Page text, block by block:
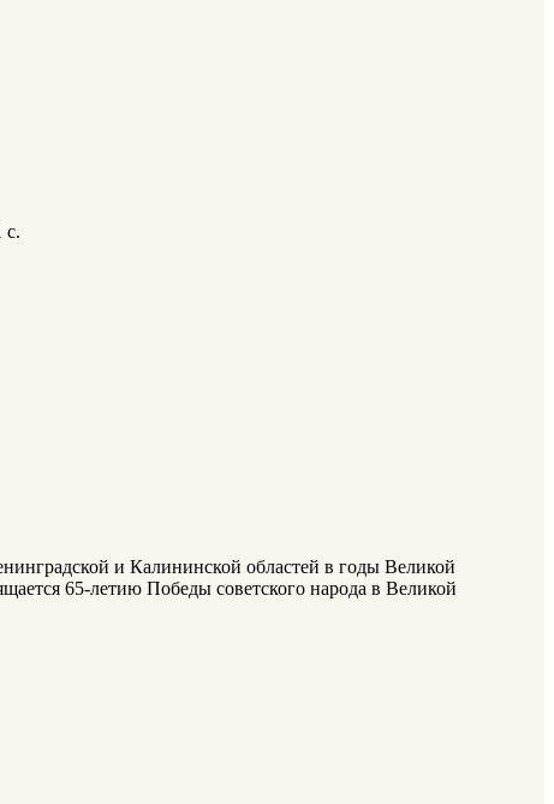
с.
и Калининской областей в годы Великой
65-летию Победы советского народа в Великой